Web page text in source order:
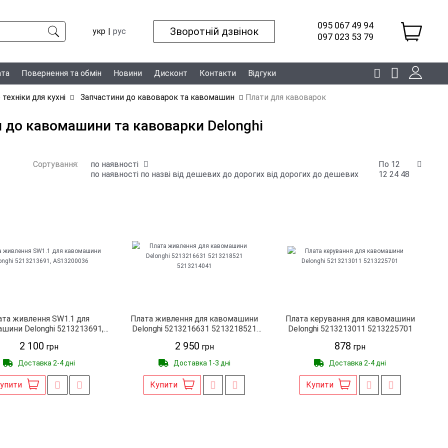
укр рус Зворотній дзвінок
095 067 49 94
097 023 53 79
Повернення та обмін Новини Дисконт Контакти Відгуки
для кухні Запчастини до кавоварок та кавомашин Плати для кавоварок
до кавомашини та кавоварки Delonghi
Сортування:
по наявності
по наявності по назві від дешевих до дорогих від дорогих до дешевих
По 12
12 24 48
живлення SW1.1 для
Delonghi 5213213691,
2 100 грн
Доставка 2-4 дні
Плата живлення для кавомашини
Delonghi 5213216631 5213218521
2 950 грн
Доставка 1-3 дні
Купити
Плата керування для кавомашини
Delonghi 5213213011 5213225701
878 грн
Доставка 2-4 дні
Купити